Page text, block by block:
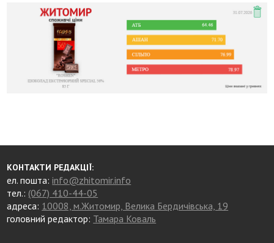
КОНТАКТИ РЕДАКЦІЇ:
ел. пошта:info@zhitomir.info
тел.: (067) 410-44-05
адреса: 10008, м.Житомир, Велика Бердичівська, 19
головний редактор: Тамара Коваль